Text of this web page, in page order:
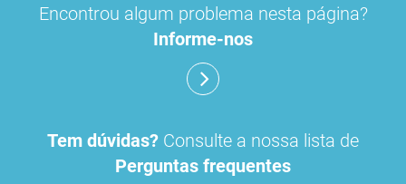
Encontrou algum problema nesta página?
Informe-nos
Tem dúvidas? Consulte a nossa lista de
Perguntas frequentes